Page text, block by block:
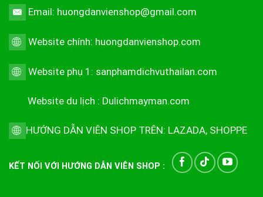
Email: huongdanvienshop@gmail.com
Website chính: huongdanvienshop.com
Website phụ 1: sanphamdichvuthailan.com
Website du lịch : Dulichmayman.com
HƯỚNG DẪN VIÊN SHOP TRÊN: LAZADA, SHOPPE
KẾT NỐI VỚI HƯỚNG DẪN VIÊN SHOP :